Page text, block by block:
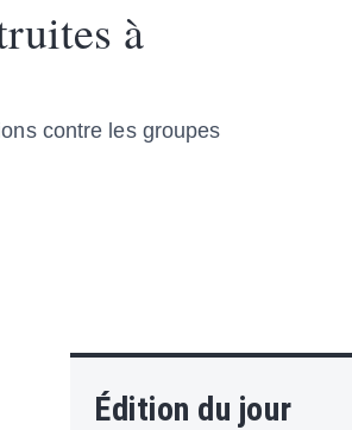
à
contre les groupes
Édition du jour